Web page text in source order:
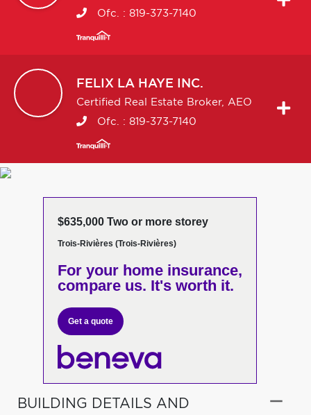
Ofc. : 819-373-7140
FELIX LA HAYE INC.
Certified Real Estate Broker, AEO
Ofc. : 819-373-7140
$635,000 Two or more storey
Trois-Rivières (Trois-Rivières)
For your home insurance,
compare us. It's worth it.
Get a quote
BUILDING DETAILS AND